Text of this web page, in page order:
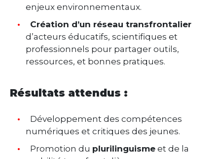
enjeux environnementaux.
Création d’un réseau transfrontalier
d’acteurs éducatifs, scientifiques et
professionnels pour partager outils,
ressources, et bonnes pratiques.
Résultats attendus :
Développement des compétences
numériques et critiques des jeunes.
Promotion du plurilinguismeet de la